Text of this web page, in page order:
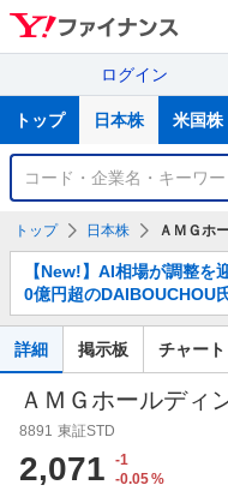
ログイン
サ
トップ 日本株 米国株
銘
検
トップ 日本株 ＡＭＧホ
知
ら
せ
【New!】AI相場が調整を
0億円超のDAIBOUCHOU
詳細 掲示板 チャート
ＡＭＧホールディ
8891 東証STD
2,071
-1
-0.05%